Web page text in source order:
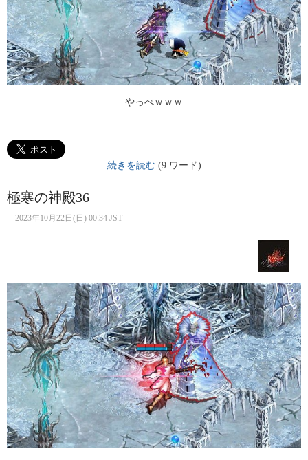
やっべｗｗｗ
続きを読む(9 ワード)
極寒の神殿36
2023年10月22日(日) 00:34 JST